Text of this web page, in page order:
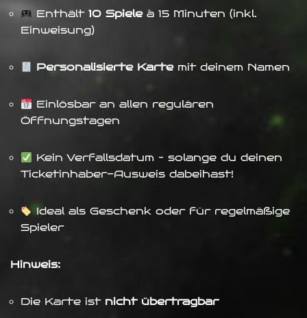
Enthält10 Spieleà 15 Minuten (inkl.
Einweisung)
Personalisierte Kartemit deinem Namen
Einlösbar an allen regulären
Öffnungstagen
Kein Verfallsdatum – solange du deinen
Ticketinhaber-Ausweis dabeihast!
Ideal als Geschenk oder für regelmäßige
Spieler
Hinweis:
Die Karte ist nicht übertragbar